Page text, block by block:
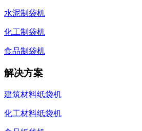
水泥制袋机
化工制袋机
食品制袋机
解决方案
建筑材料纸袋机
化工材料纸袋机